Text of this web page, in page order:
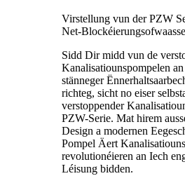
Virstellung vun der PZW
Net-
Sidd Dir midd vun de
Kanalisatiounspompelen
stänneger
richteg, sicht no eiser
verstoppender
PZW-Serie. Mat hirem
Design a modernen
Pompel Äert
revolutionéieren an Iech
Léisung bidden.